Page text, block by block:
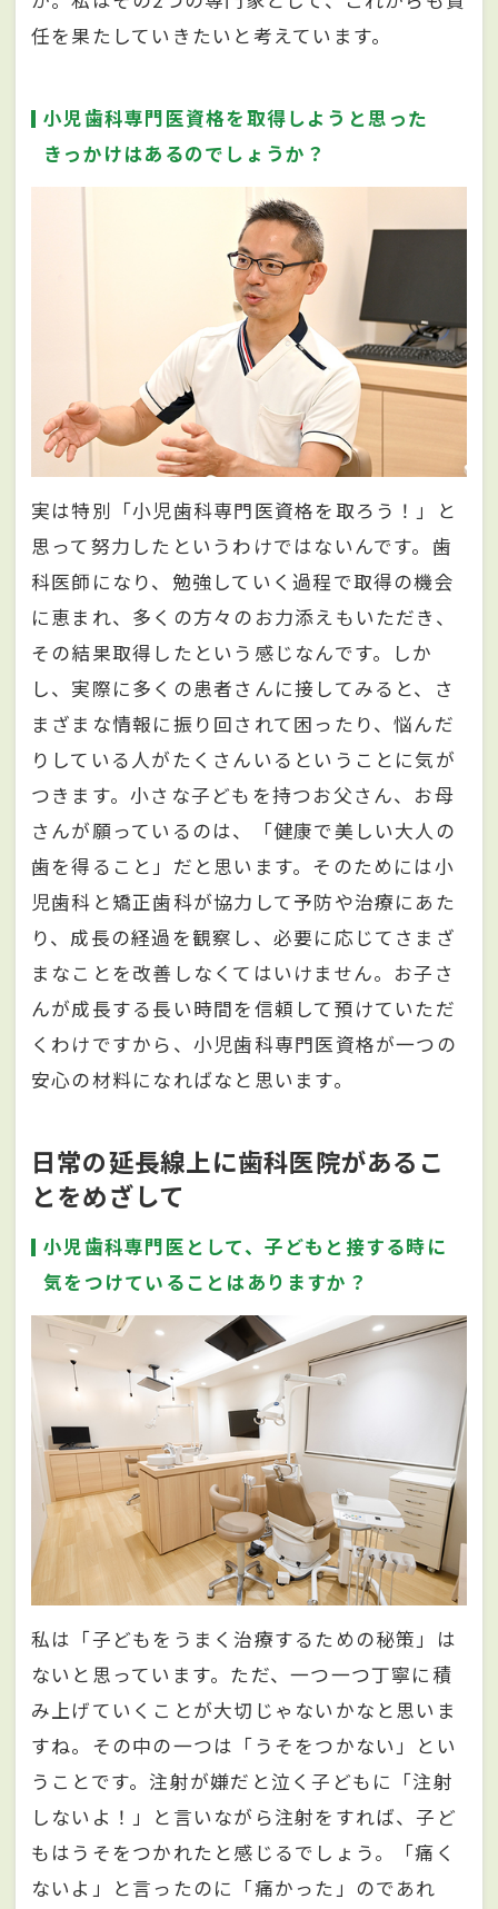
任を果たしていきたいと考えています。
小児歯科専門医資格を取得しようと思った
きっかけはあるのでしょうか？
実は特別「小児歯科専門医資格を取ろう！」と
思って努力したというわけではないんです。歯
科医師になり、勉強していく過程で取得の機会
に恵まれ、多くの方々のお力添えもいただき、
その結果取得したという感じなんです。しか
し、実際に多くの患者さんに接してみると、さ
まざまな情報に振り回されて困ったり、悩んだ
りしている人がたくさんいるということに気が
つきます。小さな子どもを持つお父さん、お母
さんが願っているのは、「健康で美しい大人の
歯を得ること」だと思います。そのためには小
児歯科と矯正歯科が協力して予防や治療にあた
り、成長の経過を観察し、必要に応じてさまざ
まなことを改善しなくてはいけません。お子さ
んが成長する長い時間を信頼して預けていただ
くわけですから、小児歯科専門医資格が一つの
安心の材料になればなと思います。
日常の延長線上に歯科医院があるこ
とをめざして
小児歯科専門医として、子どもと接する時に
気をつけていることはありますか？
私は「子どもをうまく治療するための秘策」は
ないと思っています。ただ、一つ一つ丁寧に積
み上げていくことが大切じゃないかなと思いま
すね。その中の一つは「うそをつかない」とい
うことです。注射が嫌だと泣く子どもに「注射
しないよ！」と言いながら注射をすれば、子ど
もはうそをつかれたと感じるでしょう。「痛く
ないよ」と言ったのに「痛かった」のであれ